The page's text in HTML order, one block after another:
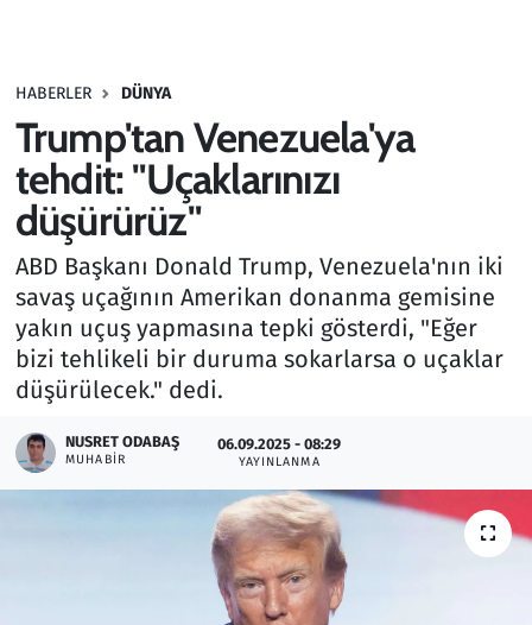
HABERLER DÜNYA
Trump'tan Venezuela'ya
tehdit: "Uçaklarınızı
düşürürüz"
ABD Başkanı Donald Trump, Venezuela'nın iki
savaş uçağının Amerikan donanma gemisine
yakın uçuş yapmasına tepki gösterdi, "Eğer
bizi tehlikeli bir duruma sokarlarsa o uçaklar
düşürülecek." dedi.
NUSRET ODABAŞ
MUHABIR
06.09.2025 - 08:29
YAYINLANMA
Haber
Kültür Sanat
Kurumsal Haberler
Lezzet Durağı
Memur ve Kamu
Otomobil
Oyun